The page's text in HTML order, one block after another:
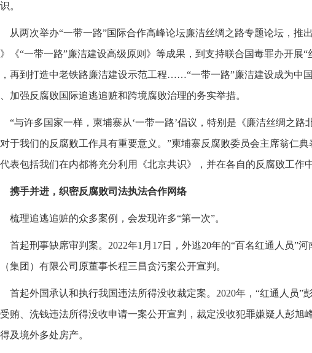
。
从两次举办“一带一路”国际合作高峰论坛廉洁丝绸之路专题论坛，推
《“一带一路”廉洁建设高级原则》等成果，到支持联合国毒罪办开展“
，再到打造中老铁路廉洁建设示范工程……“一带一路”廉洁建设成为中
加强反腐败国际追逃追赃和跨境腐败治理的务实举措。
“与许多国家一样，柬埔寨从‘一带一路’倡议，特别是《廉洁丝绸之路
于我们的反腐败工作具有重要意义。”柬埔寨反腐败委员会主席翁仁典
表包括我们在内都将充分利用《北京共识》，并在各自的反腐败工作
携手并进，织密反腐败司法执法合作网络
梳理追逃追赃的众多案例，会发现许多“第一次”。
首起刑事缺席审判案。2022年1月17日，外逃20年的“百名红通人员”
集团）有限公司原董事长程三昌贪污案公开宣判。
首起外国承认和执行我国违法所得没收裁定案。2020年，“红通人员”
贿、洗钱违法所得没收申请一案公开宣判，裁定没收犯罪嫌疑人彭旭
及境外多处房产。